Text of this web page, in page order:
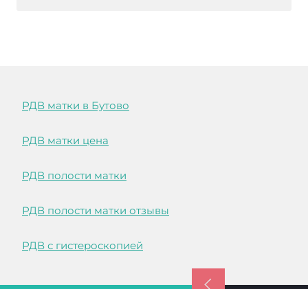
РДВ матки в Бутово
РДВ матки цена
РДВ полости матки
РДВ полости матки отзывы
РДВ с гистероскопией